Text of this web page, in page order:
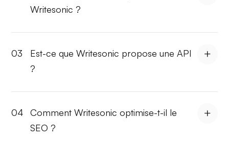
Writesonic ?
03
Est-ce que Writesonic propose une API
?
04
Comment Writesonic optimise-t-il le
SEO ?